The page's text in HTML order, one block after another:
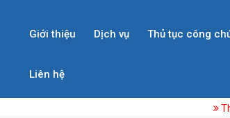
Giới thiệu Dịch vụ Thủ tục công
Liên hệ
Thông